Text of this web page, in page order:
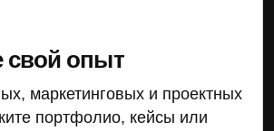
свой опыт
маркетинговых и проектных
портфолио, кейсы или